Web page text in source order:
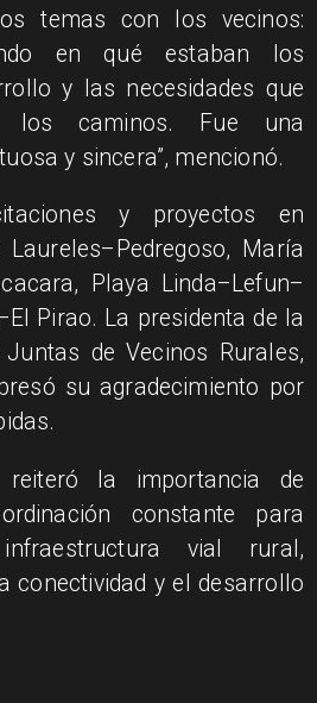
temas con los vecinos:
en qué estaban los
y las necesidades que
los caminos. Fue una
y sincera”, mencionó.
y proyectos en
María
Playa Linda–Lefun–
Pirao. La presidenta de la
de Vecinos Rurales,
su agradecimiento por
reiteró la importancia de
constante para
vial rural,
conectividad y el desarrollo